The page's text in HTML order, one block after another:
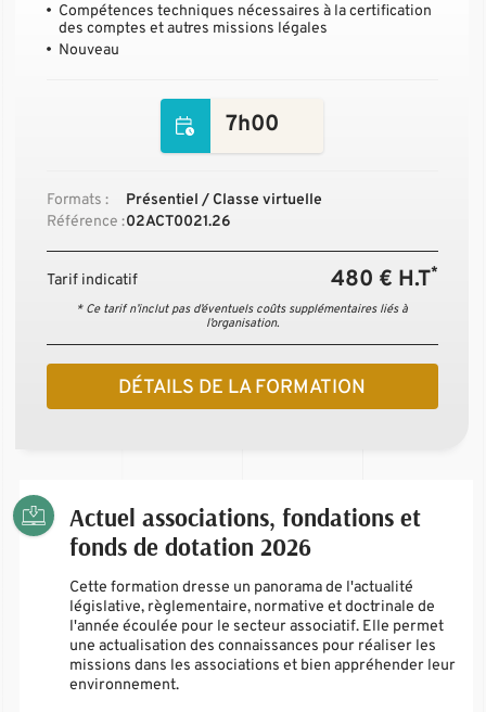
Compétences techniques nécessaires à la certification
des comptes et autres missions légales
Nouveau
7h00
Formats :
Présentiel / Classe virtuelle
Référence :02ACT0021.26
Tarif indicatif 480 € H.T*
* Ce tarif n’inclut pas d’éventuels coûts supplémentaires liés à
l’organisation.
DÉTAILS DE LA FORMATION
Actuel associations, fondations et
fonds de dotation 2026
Cette formation dresse un panorama de l'actualité
législative, règlementaire, normative et doctrinale de
l'année écoulée pour le secteur associatif. Elle permet
une actualisation des connaissances pour réaliser les
missions dans les associations et bien appréhender leur
environnement.